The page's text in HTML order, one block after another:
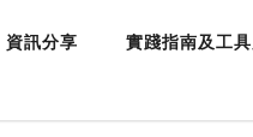
資訊分享 實踐指南及工